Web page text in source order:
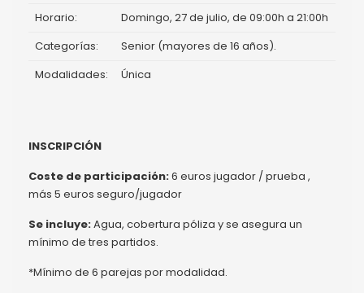
Horario:
Domingo, 27 de julio, de 09:00h a 21:00h
Categorías:
Senior (mayores de 16 años).
Modalidades:
Única
INSCRIPCIÓN
Coste de participación:6 euros jugador / prueba ,
más 5 euros seguro/jugador
Se incluye:Agua, cobertura póliza y se asegura un
mínimo de tres partidos.
*Mínimo de 6 parejas por modalidad.